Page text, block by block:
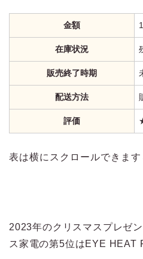
金額
在庫状況
販売終了時期
配送方法
評価
表は横にスクロールできま
2023年のクリスマスプレゼ
ス家電の第5位はEYE HEAT